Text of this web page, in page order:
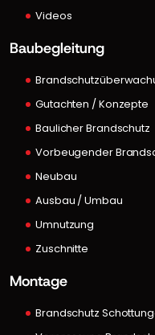
Videos
Baubegleitung
Gutachten / Konzepte
Baulicher Brandschutz
Vorbeugender
Neubau
Ausbau / Umbau
Umnutzung
Zuschnitte
Montage
Brandschutz